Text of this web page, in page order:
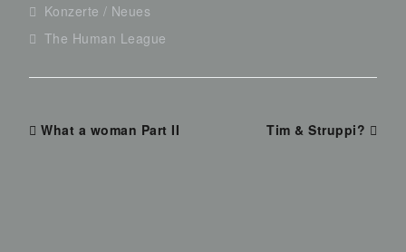
Konzerte
Neues
The Human League
What a woman Part II Tim & Struppi?